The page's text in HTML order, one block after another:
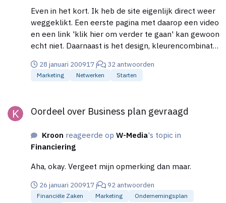
productfoto's maken. Deze afbeeldingen zijn vrij
contrastloos en lijken wel met een telefoon
gemaakt o.i.d. Je hebt voor het maken van
productfoto's trouwens handige setjes (lichttent).
http://www.photofacts.nl/fotografie/rubriek/tutorials
/productfoto_op_een_echt_witte_achtergrond_pla
Even in het kort. Ik heb de site eigenlijk direct weer
weggeklikt. Een eerste pagina met daarop een video
en een link 'klik hier om verder te gaan' kan gewoon
echt niet. Daarnaast is het design, kleurencombinatie
lettertypen is niet goed. Comic sans is echt uit den
boze, en ik zie eigenlijk geen nut om 4 a 5
Comic Sans). Ik zou zeggen, kijk eens wat af van
(eigenlijk zijn alle comments daar ook van
toepassing op jouw site):
https://www.higherlevel.nl/forum/index.php?
board=55;action=display;threadid=23004;start=msg
200759#msg200759
28 januari 200917 j 32 antwoorden
Marketing Netwerken Starten
Oordeel over Business plan gevraagd
Kroon reageerde opW-Media's topic in
Financiering
Aha, okay. Vergeet mijn opmerking dan maar.
26 januari 200917 j 92 antwoorden
Financiële Zaken Marketing
Ondernemingsplan